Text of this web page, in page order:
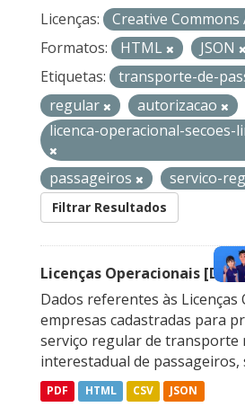
Licenças:
Creative
Formatos:
HTML JSON
Etiquetas:
transporte-de-
regular
autorizacao
licenca-operacional-secoes-
passageiros servico-
Filtrar Resultados
Licenças Operacionais
Dados referentes às Licenças
empresas cadastradas para
serviço regular de transporte
interestadual de passageiros,
PDF HTML CSV JSON